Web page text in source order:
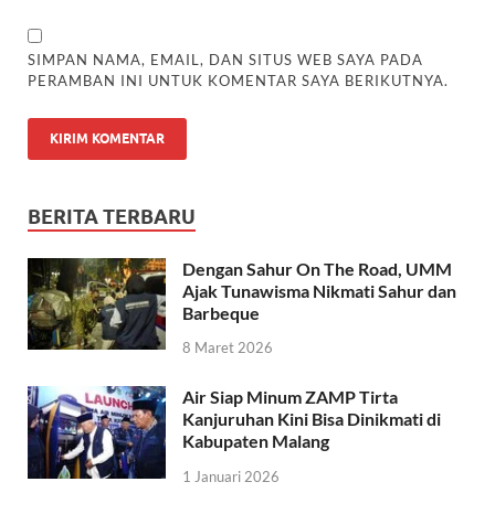
SIMPAN NAMA, EMAIL, DAN SITUS WEB SAYA PADA
PERAMBAN INI UNTUK KOMENTAR SAYA BERIKUTNYA.
BERITA TERBARU
Dengan Sahur On The Road, UMM
Ajak Tunawisma Nikmati Sahur dan
Barbeque
8 Maret 2026
Air Siap Minum ZAMP Tirta
Kanjuruhan Kini Bisa Dinikmati di
Kabupaten Malang
1 Januari 2026